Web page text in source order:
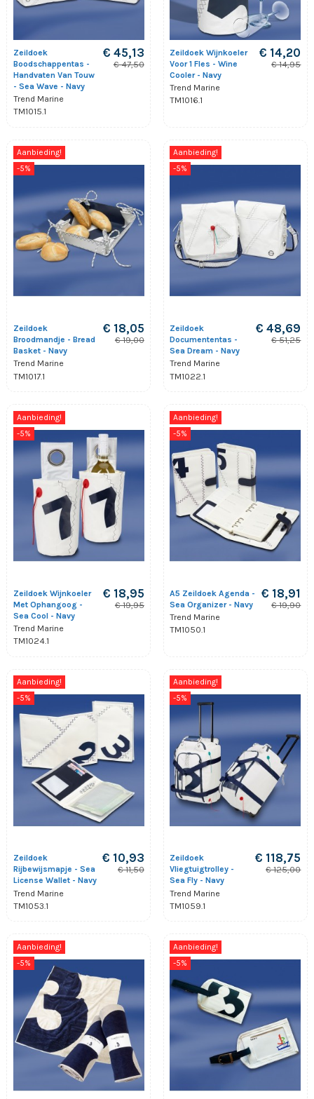
Zeildoek
Boodschappentas -
Handvaten Van Touw
- Sea Wave - Navy
Trend Marine
TM1015.1
€ 45,13
€ 47,50
Zeildoek Wijnkoeler
Voor 1 Fles - Wine
Cooler - Navy
Trend Marine
TM1016.1
€ 14,20
€ 14,95
Aanbieding!
-5%
Zeildoek
Broodmandje - Bread
Basket - Navy
Trend Marine
TM1017.1
€ 18,05
€ 19,00
Aanbieding!
-5%
Zeildoek
Documententas -
Sea Dream - Navy
Trend Marine
TM1022.1
€ 48,69
€ 51,25
Aanbieding!
-5%
Zeildoek Wijnkoeler
Met Ophangoog -
Sea Cool - Navy
Trend Marine
TM1024.1
€ 18,95
€ 19,95
Aanbieding!
-5%
A5 Zeildoek Agenda -
Sea Organizer - Navy
Trend Marine
TM1050.1
€ 18,91
€ 19,90
Aanbieding!
-5%
Zeildoek
Rijbewijsmapje - Sea
License Wallet - Navy
Trend Marine
TM1053.1
€ 10,93
€ 11,50
Aanbieding!
-5%
Zeildoek
Vliegtuigtrolley -
Sea Fly - Navy
Trend Marine
TM1059.1
€ 118,75
€ 125,00
Aanbieding!
-5%
Aanbieding!
-5%